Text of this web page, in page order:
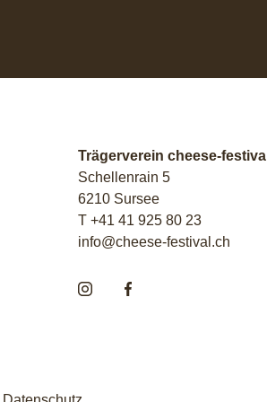
Trägerverein cheese-festival
Schellenrain 5
6210 Sursee
T +41 41 925 80 23
info@cheese-festival.ch